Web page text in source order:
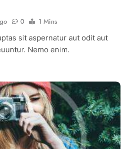
0
1 Mins
sit aspernatur aut odit aut
Nemo enim.